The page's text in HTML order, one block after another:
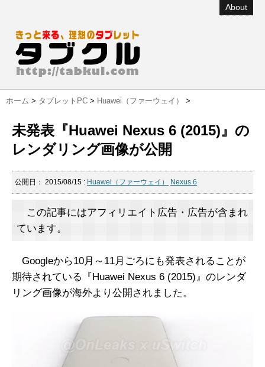
About
ホーム > タブレットPC > Huawei（ファーウェイ） >
未発表『Huawei Nexus 6 (2015)』の
レンダリング画像が公開
公開日： 2015/08/15 : Huawei（ファーウェイ） Nexus 6
この記事にはアフィリエイト広告・広告が含まれ
ています。
Googleから10月～11月ごろにも発表されることが
期待されている『Huawei Nexus 6 (2015)』のレンダ
リング画像が海外より公開されました。